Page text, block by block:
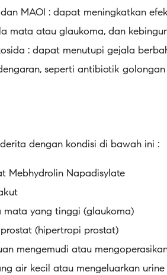
MAOI : dapat meningkatkan
mata atau glaukoma, dan
: dapat menutupi gejala
seperti antibiotik
dengan kondisi di bawah ini :
Mebhydrolin Napadisylate
mata yang tinggi (glaukoma)
(hipertropi prostat)
mengemudi atau
air kecil atau mengeluarkan urine